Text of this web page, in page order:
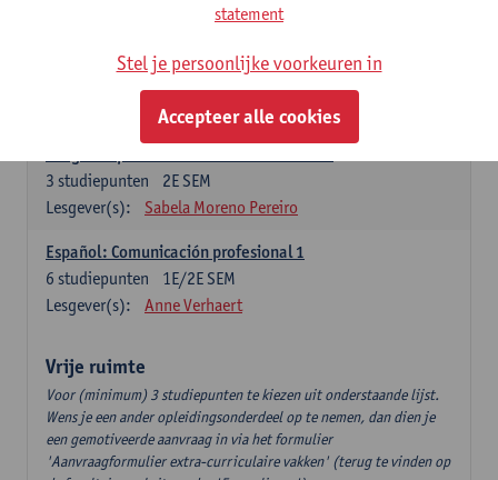
Anne Verhaert
Lengua española: Destrezas básicas
Sabela Moreno Pereiro
2E SEM
3 studiepunten
Lesgever(s):
Sabela Moreno Pereiro
Español: Comunicación profesional 1
1E/2E SEM
6 studiepunten
Lesgever(s):
Anne Verhaert
Vrije ruimte
Voor (minimum) 3 studiepunten te kiezen uit onderstaande lijst.
Wens je een ander opleidingsonderdeel op te nemen, dan dien je
een gemotiveerde aanvraag in via het formulier
'Aanvraagformulier extra-curriculaire vakken' (terug te vinden op
statement
Stel je persoonlijke voorkeuren in
Accepteer alle cookies